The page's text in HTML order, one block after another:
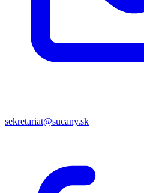
sekretariat@sucany.sk